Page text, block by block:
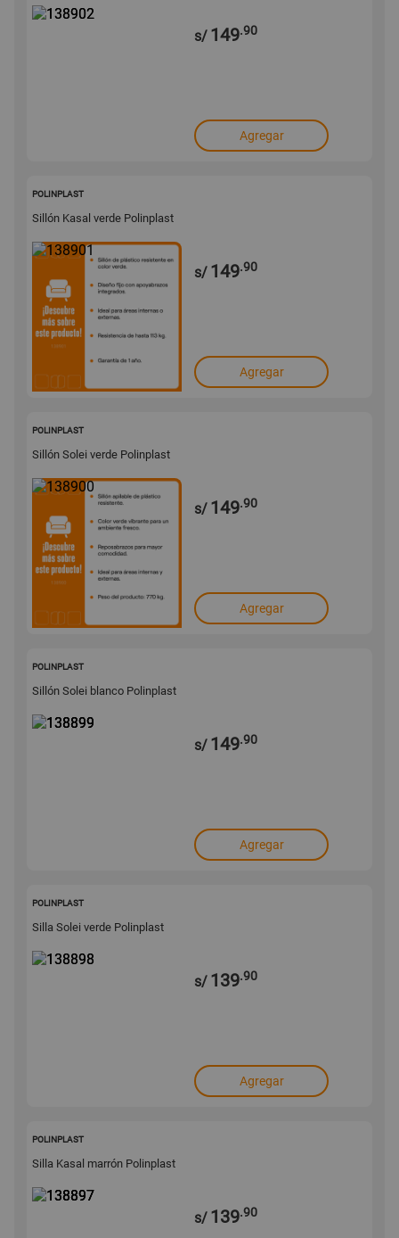
s/ 149.90
Agregar
POLINPLAST
Sillón Kasal verde Polinplast
s/ 149.90
Agregar
POLINPLAST
Sillón Solei verde Polinplast
s/ 149.90
Agregar
POLINPLAST
Sillón Solei blanco Polinplast
s/ 149.90
Agregar
POLINPLAST
Silla Solei verde Polinplast
s/ 139.90
Agregar
POLINPLAST
Silla Kasal marrón Polinplast
s/ 139.90